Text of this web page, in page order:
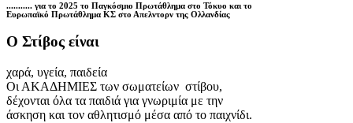
........... για το 2025 το Παγκόσμιο Πρωτάθλημα στο Τόκυο και το
Ευρωπαϊκό Πρωτάθλημα ΚΣ στο Απελντορν της Ολλανδίας
Ο Στίβος είναι
χαρά, υγεία, παιδεία
Οι ΑΚΑΔΗΜΙΕΣ των σωματείων στίβου,
δέχονται όλα τα παιδιά για γνωριμία με την
άσκηση και τον αθλητισμό μέσα από το παιχνίδι.